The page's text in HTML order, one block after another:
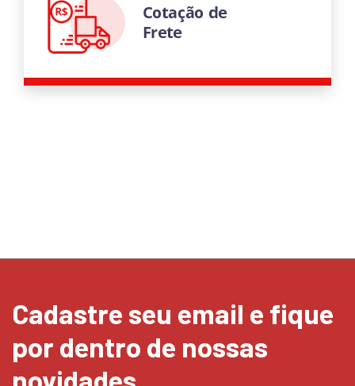
Cadastre seu email e fique
por dentro de nossas